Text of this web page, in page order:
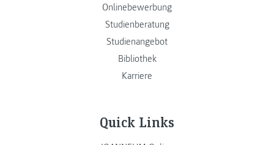
Onlinebewerbung
Studienberatung
Studienangebot
Bibliothek
Karriere
Quick Links